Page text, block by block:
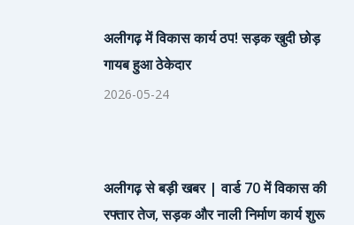
अलीगढ़ में विकास कार्य ठप! सड़क खुदी छोड़
गायब हुआ ठेकेदार
2026-05-24
अलीगढ़ से बड़ी खबर | वार्ड 70 में विकास की
रफ्तार तेज, सड़क और नाली निर्माण कार्य शुरू